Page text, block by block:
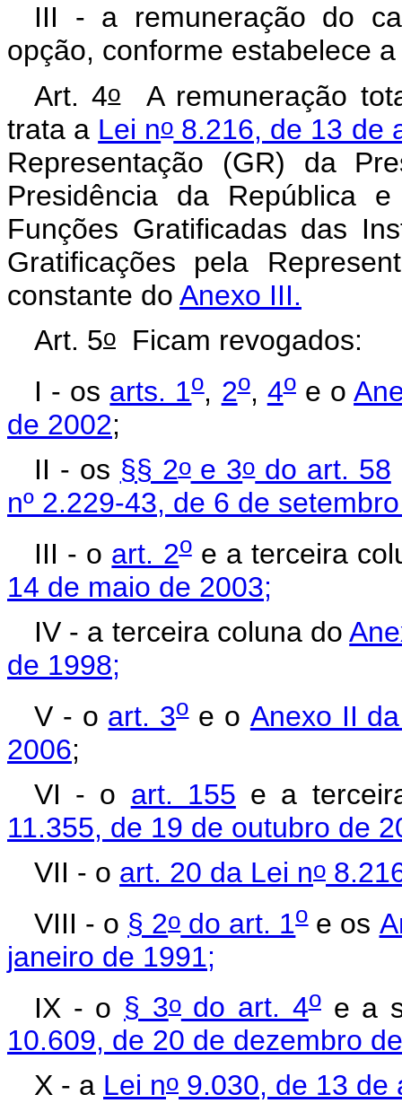
III - a remuneração do
opção, conforme estabelece a
Art. 4oA remuneração
trata a Lei no8.216, de 13 de
Representação (GR) da
Presidência da República
Funções Gratificadas das
Gratificações pela
constante do Anexo III.
Art. 5o
Ficam revogados:
I - os arts. 1o, 2o, 4oe o
de 2002;
II - os §§ 2oe 3odo art. 58
nº 2.229-43, de 6 de
III - o art. 2oe a terceira
14 de maio de 2003;
IV - a terceira coluna do
de 1998;
V - o art. 3oe o Anexo II
2006;
VI - o art. 155 e a
11.355, de 19 de outubro de
VII - o art. 20 da Lei no
VIII - o § 2odo art. 1oe os
janeiro de 1991;
IX - o § 3odo art. 4oe a
10.609, de 20 de dezembro
X - a Lei no 9.030, de 13 de